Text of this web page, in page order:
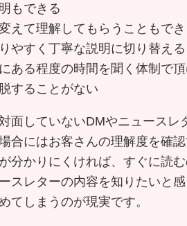
もできる
えて理解してもらうこともでき
やすく丁寧な説明に切り替え
ある程度の時間を聞く体制で
することがない
面していないDMやニュースレ
合にはお客さんの理解度を確
分かりにくければ、すぐに読む
スレターの内容を知りたいと
てしまうのが現実です。